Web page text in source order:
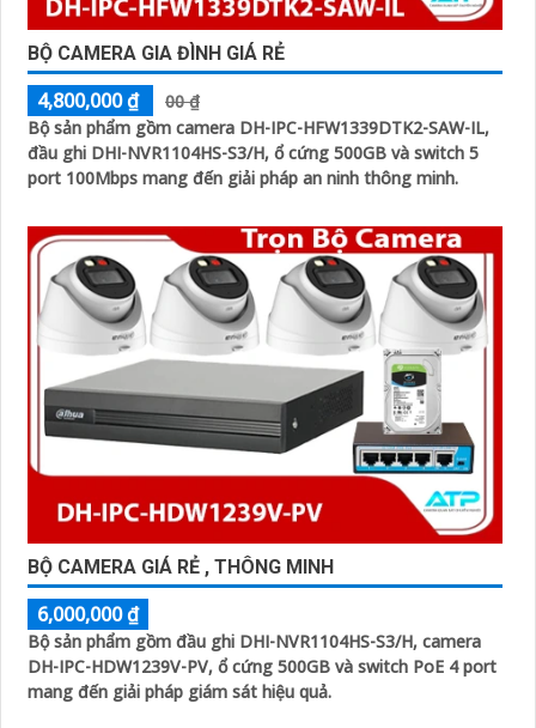
BỘ CAMERA GIA ĐÌNH GIÁ RẺ
4,800,000 ₫
00 ₫
Bộ sản phẩm gồm camera DH-IPC-HFW1339DTK2-SAW-IL,
đầu ghi DHI-NVR1104HS-S3/H, ổ cứng 500GB và switch 5
port 100Mbps mang đến giải pháp an ninh thông minh.
BỘ CAMERA GIÁ RẺ , THÔNG MINH
6,000,000 ₫
Bộ sản phẩm gồm đầu ghi DHI-NVR1104HS-S3/H, camera
DH-IPC-HDW1239V-PV, ổ cứng 500GB và switch PoE 4 port
mang đến giải pháp giám sát hiệu quả.